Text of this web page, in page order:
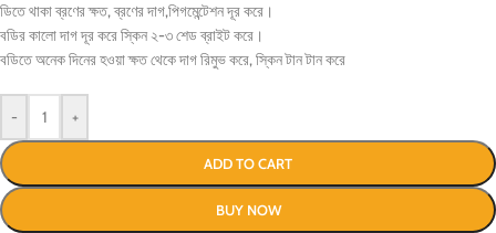
ডিতে থাকা ব্রণের ক্ষত, ব্রণের দাগ,পিগমেন্টেশন দূর করে।
বডির কালো দাগ দূর করে স্কিন ২-৩ শেড ব্রাইট করে।
বডিতে অনেক দিনের হওয়া ক্ষত থেকে দাগ রিমুভ করে, স্কিন টান টান করে
- +
ADD TO CART
BUY NOW